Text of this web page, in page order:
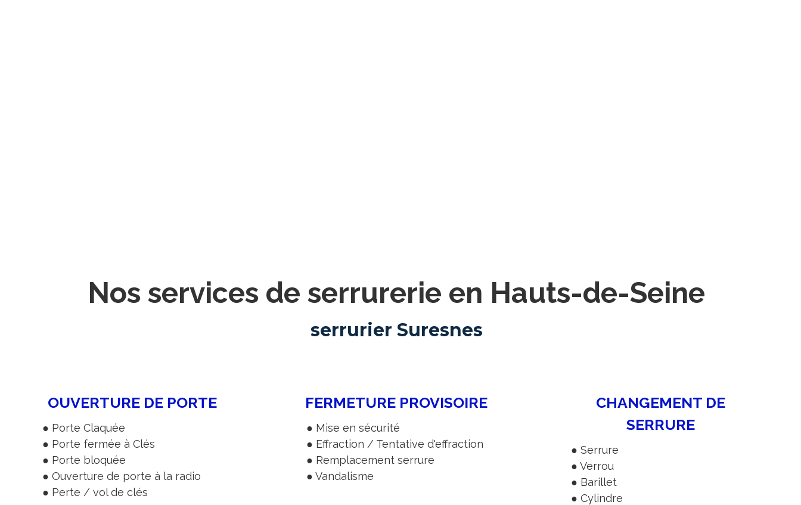
Nos services de serrurerie en Hauts-de-Seine
serrurier Suresnes
OUVERTURE DE PORTE
● Porte Claquée
● Porte fermée à Clés
● Porte bloquée
● Ouverture de porte à la radio
● Perte / vol de clés
FERMETURE PROVISOIRE
● Mise en sécurité
● Effraction / Tentative d'effraction
● Remplacement serrure
● Vandalisme
CHANGEMENT DE
SERRURE
● Serrure
● Verrou
● Barillet
● Cylindre